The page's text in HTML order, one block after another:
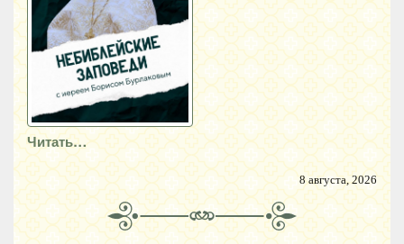
Читать…
8 августа, 2026